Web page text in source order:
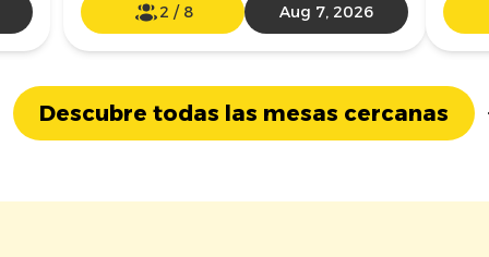
2 / 8 Aug 7, 2026
Descubre todas las mesas cercanas